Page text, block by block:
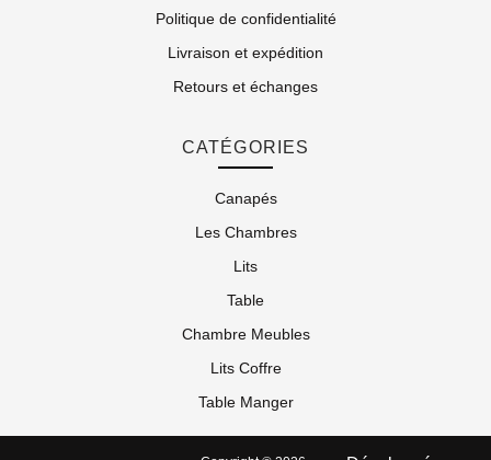
Politique de confidentialité
Livraison et expédition
Retours et échanges
CATÉGORIES
Canapés
Les Chambres
Lits
Table
Chambre Meubles
Lits Coffre
Table Manger